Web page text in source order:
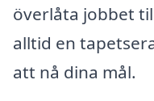
överlåta jobbet
alltid en
att nå dina mål.